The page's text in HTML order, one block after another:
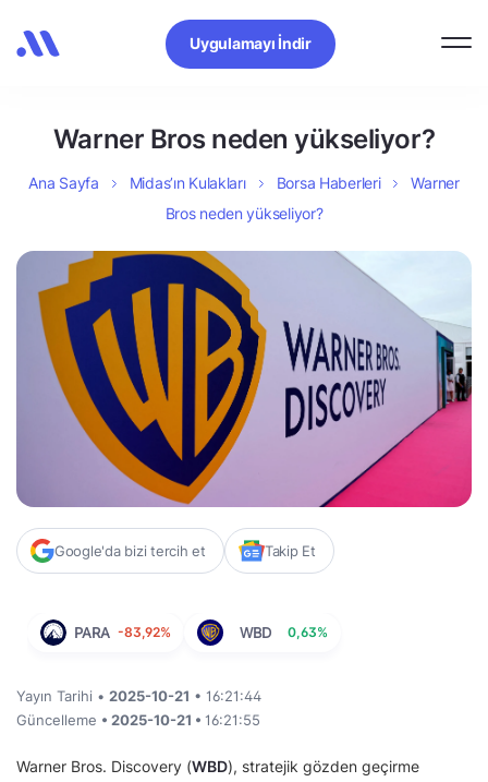
Uygulamayı İndir
Warner Bros neden yükseliyor?
Ana Sayfa Midas’ın Kulakları Borsa Haberleri
Warner
Bros neden yükseliyor?
Google'da bizi tercih et Takip Et
PARA -83,92% WBD 0,63%
Yayın Tarihi • 2025-10-21 • 16:21:44
Güncelleme • 2025-10-21 • 16:21:55
Warner Bros. Discovery (WBD), stratejik gözden geçirme